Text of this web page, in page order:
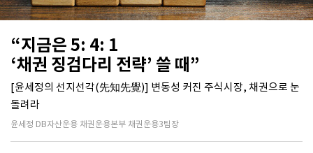
“지금은 5: 4: 1
‘채권 징검다리 전략’ 쓸 때”
[윤세정의 선지선각(先知先覺)] 변동성 커진 주식시장, 채권으로 눈
돌려라
윤세정 DB자산운용 채권운용본부 채권운용3팀장